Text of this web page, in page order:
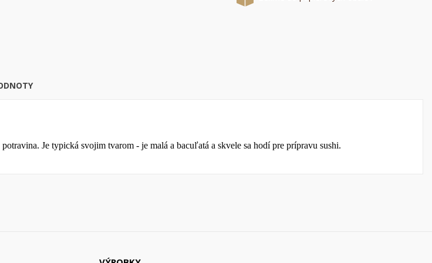
Je typická svojim tvarom - je malá a bacuľatá a skvele sa hodí pre prípravu sushi.